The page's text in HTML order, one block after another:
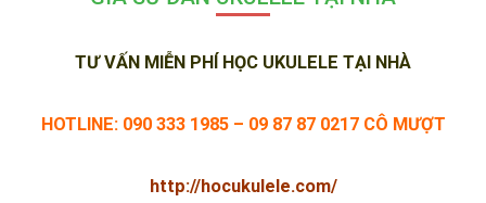
TƯ VẤN MIỄN PHÍ HỌC UKULELE TẠI NHÀ
HOTLINE: 090 333 1985 – 09 87 87 0217 CÔ MƯỢT
http://hocukulele.com/